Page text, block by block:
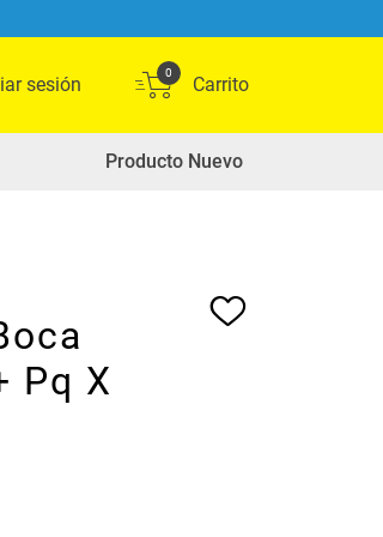
sesión
0
Producto Nuevo
Pq X